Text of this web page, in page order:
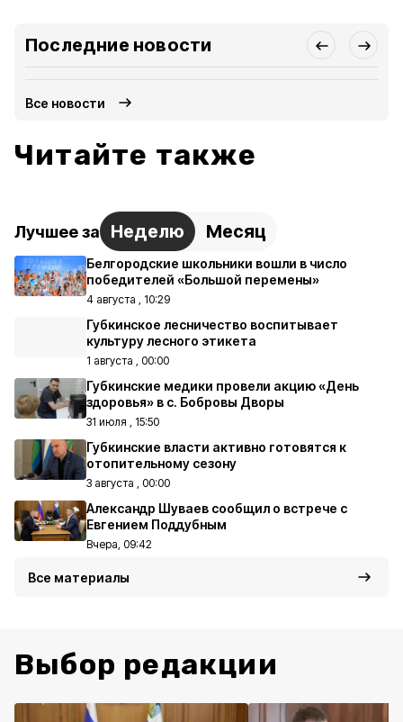
Последние новости
Все новости
Читайте также
Лучшее за Неделю Месяц
Белгородские школьники вошли в число
победителей «Большой перемены»
4 августа , 10:29
Губкинское лесничество воспитывает
культуру лесного этикета
1 августа , 00:00
Губкинские медики провели акцию «День
здоровья» в с. Бобровы Дворы
31 июля , 15:50
Губкинские власти активно готовятся к
отопительному сезону
3 августа , 00:00
Александр Шуваев сообщил о встрече с
Евгением Поддубным
Вчера, 09:42
Все материалы
Выбор редакции